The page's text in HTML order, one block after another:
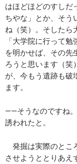
はほどほどのすしだ
ちやな」とか、そう
ね（笑）。そしたら
「大学院に行って
を明かせば、その先
ろうと思います（笑
が、今もう遺跡も破
ます。
――そうなのですね
誘われたと。
発掘は実際のとこ
させようととりあえ